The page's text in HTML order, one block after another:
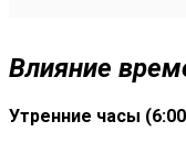
Влияние
Утренние часы